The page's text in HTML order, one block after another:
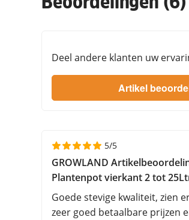
Deel andere klanten uw
5/5
GROWLAND
Plantenpot vierkant 2 tot
Goede stevige kwaliteit, zien
zeer goed betaalbare prijzen